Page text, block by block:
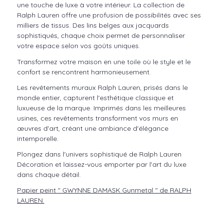
une touche de luxe à votre intérieur. La collection de
Ralph Lauren offre une profusion de possibilités avec ses
milliers de tissus. Des lins belges aux jacquards
sophistiqués, chaque choix permet de personnaliser
votre espace selon vos goûts uniques.
Transformez votre maison en une toile où le style et le
confort se rencontrent harmonieusement.
Les revêtements muraux Ralph Lauren, prisés dans le
monde entier, capturent l'esthétique classique et
luxueuse de la marque. Imprimés dans les meilleures
usines, ces revêtements transforment vos murs en
œuvres d'art, créant une ambiance d'élégance
intemporelle.
Plongez dans l'univers sophistiqué de Ralph Lauren
Décoration et laissez-vous emporter par l'art du luxe
dans chaque détail.
Papier peint " GWYNNE DAMASK Gunmetal " de RALPH
LAUREN.